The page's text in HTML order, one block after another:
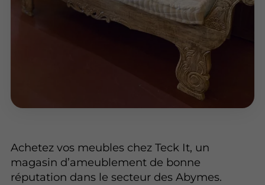
Achetez vos meubles chez Teck It, un
magasin d’ameublement de bonne
réputation dans le secteur des Abymes.